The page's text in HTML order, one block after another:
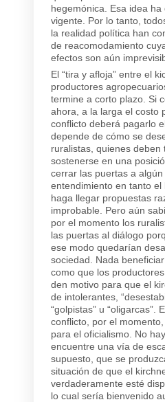
hegemónica. Esa idea
vigente. Por lo tanto,
la realidad política han
de reacomodamiento
efectos son aún
El “tira y afloja” entre el
productores
termine a corto plazo. Si
ahora, a la larga el costo
conflicto deberá pagarlo
depende de cómo se
ruralistas, quienes deben
sostenerse en una
cerrar las puertas a algún
entendimiento en tanto el
haga llegar propuestas
improbable. Pero aún
por el momento los
las puertas al diálogo
ese modo quedarían
sociedad. Nada
como que los
den motivo para que el
de intolerantes,
“golpistas” u “oligarcas”.
conflicto, por el
para el oficialismo. No
encuentre una vía de
supuesto, que se
situación de que el
verdaderamente esté
lo cual sería bienvenido